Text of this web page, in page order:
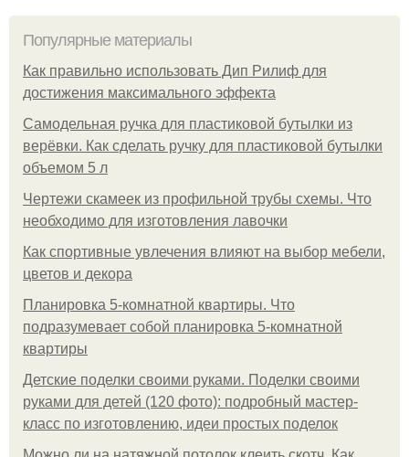
Популярные материалы
Как правильно использовать Дип Рилиф для
достижения максимального эффекта
Самодельная ручка для пластиковой бутылки из
верёвки. Как сделать ручку для пластиковой бутылки
объемом 5 л
Чертежи скамеек из профильной трубы схемы. Что
необходимо для изготовления лавочки
Как спортивные увлечения влияют на выбор мебели,
цветов и декора
Планировка 5-комнатной квартиры. Что
подразумевает собой планировка 5-комнатной
квартиры
Детские поделки своими руками. Поделки своими
руками для детей (120 фото): подробный мастер-
класс по изготовлению, идеи простых поделок